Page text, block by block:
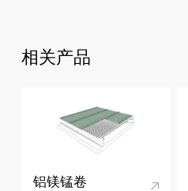
相关产品
铝镁锰卷